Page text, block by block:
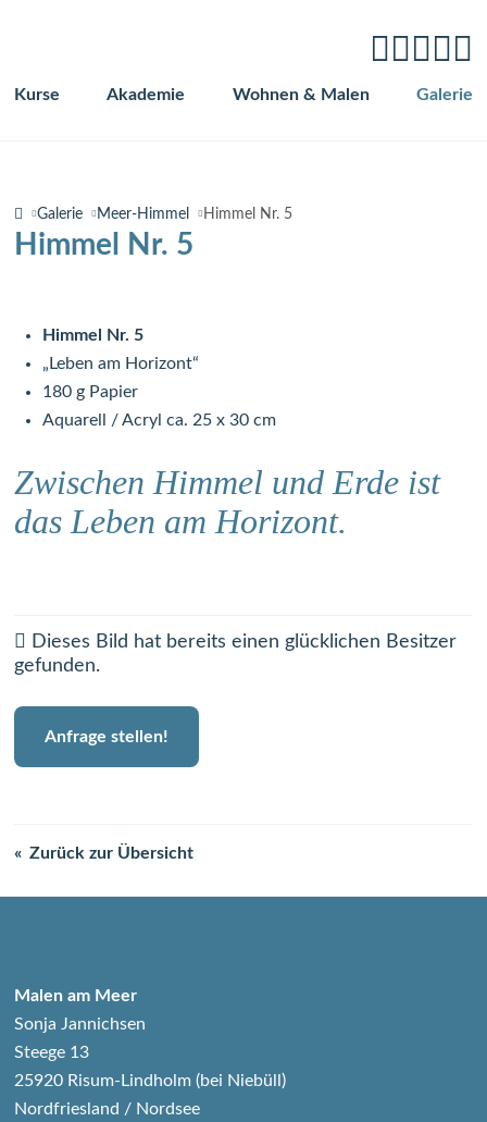
Navigation
Kurse Akademie Wohnen & Malen Galerie
Galerie Meer-Himmel Himmel Nr. 5
Himmel Nr. 5
Himmel Nr. 5
„Leben am Horizont“
180 g Papier
Aquarell / Acryl ca. 25 x 30 cm
Zwischen Himmel und Erde ist
das Leben am Horizont.
Dieses Bild hat bereits einen glücklichen Besitzer
gefunden.
Anfrage stellen!
Zurück zur Übersicht
Malen am Meer
Sonja Jannichsen
Steege 13
25920 Risum-Lindholm (bei Niebüll)
Nordfriesland / Nordsee